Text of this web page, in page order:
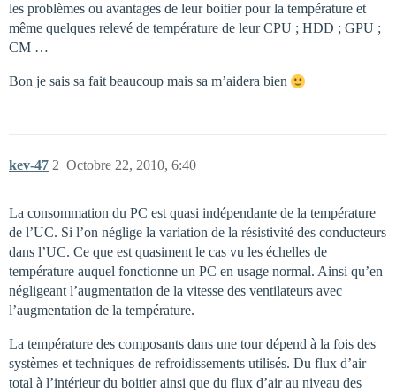
les problèmes ou avantages de leur boitier pour la température et
même quelques relevé de température de leur CPU ; HDD ; GPU ;
CM …
Bon je sais sa fait beaucoup mais sa m’aidera bien
kev-47 Octobre 22, 2010, 6:40
2
La consommation du PC est quasi indépendante de la température
de l’UC. Si l’on néglige la variation de la résistivité des conducteurs
dans l’UC. Ce que est quasiment le cas vu les échelles de
température auquel fonctionne un PC en usage normal. Ainsi qu’en
négligeant l’augmentation de la vitesse des ventilateurs avec
l’augmentation de la température.
La température des composants dans une tour dépend à la fois des
systèmes et techniques de refroidissements utilisés. Du flux d’air
total à l’intérieur du boitier ainsi que du flux d’air au niveau des